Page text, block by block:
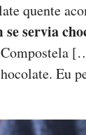
quente
servia
Eu